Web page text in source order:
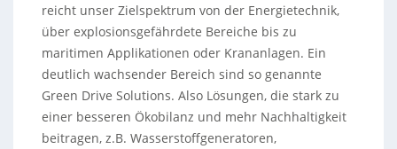
reicht unser Zielspektrum von der Energietechnik,
über explosionsgefährdete Bereiche bis zu
maritimen Applikationen oder Krananlagen. Ein
deutlich wachsender Bereich sind so genannte
Green Drive Solutions. Also Lösungen, die stark zu
einer besseren Ökobilanz und mehr Nachhaltigkeit
beitragen, z.B. Wasserstoffgeneratoren,